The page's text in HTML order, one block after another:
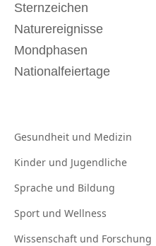
Sternzeichen
Naturereignisse
Mondphasen
Nationalfeiertage
Gesundheit und Medizin
Kinder und Jugendliche
Sprache und Bildung
Sport und Wellness
Wissenschaft und Forschung